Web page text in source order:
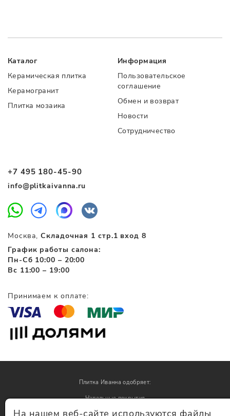
+7 495 180-45-90
info@plitkaivanna.ru
Москва,Складочная 1 стр.1 вход 8
График работы салона:
Пн-Сб 10:00 – 20:00
Вс 11:00 – 19:00
Каталог
Керамическая плитка
Керамогранит
Плитка мозаика
Информация
Пользовательское
соглашение
Обмен и возврат
Новости
Сотрудничество
Принимаем к оплате:
Плитка Иванна одобряет:
Напольные покрытия